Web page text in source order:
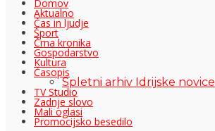
Domov
Aktualno
Čas in ljudje
Šport
Črna kronika
Gospodarstvo
Kultura
Časopis
Spletni arhiv Idrijske novice
TV Studio
Zadnje slovo
Mali oglasi
Promocijsko besedilo